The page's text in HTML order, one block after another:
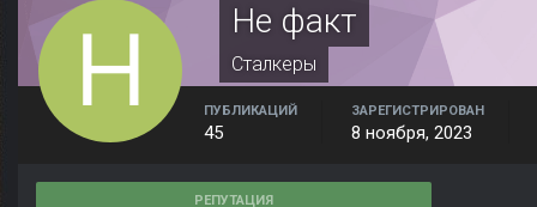
Не факт
Сталкеры
ПУБЛИКАЦИЙ
45
ЗАРЕГИСТРИРОВАН
8 ноября, 2023
РЕПУТАЦИЯ